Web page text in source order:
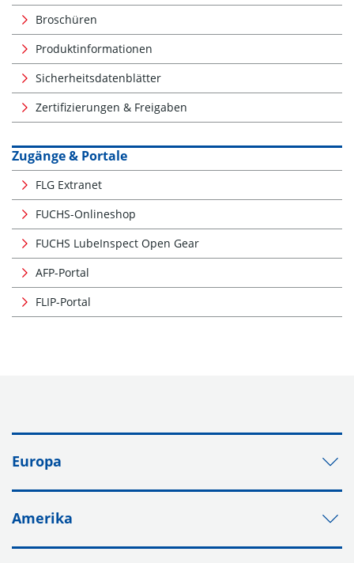
Broschüren
Produktinformationen
Sicherheitsdatenblätter
Zertifizierungen & Freigaben
Zugänge & Portale
FLG Extranet
FUCHS-Onlineshop
FUCHS LubeInspect Open Gear
AFP-Portal
FLIP-Portal
Europa
Amerika